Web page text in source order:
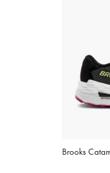
Brooks